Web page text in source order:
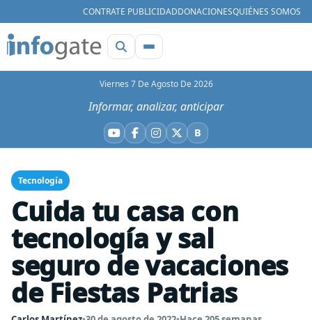
CONTRATE PUBLICIDADDONACIONESQUIÉNES SOMOS
Viernes 7 De Agosto De 2026
Informar, analizar, anticipar
YouTube
Facebook
Instagram
X BBluesky
Tecnología
Cuida tu casa con
tecnología y sal
seguro de vacaciones
de Fiestas Patrias